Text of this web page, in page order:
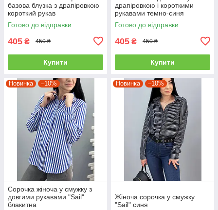
базова блузка з драпіровкою
короткий рукав
Готово до відправки
405 ₴ 450 ₴
Купити
драпіровкою і короткими
рукавами темно-синя
Готово до відправки
405 ₴ 450 ₴
Купити
Новинка –10%
Сорочка жіноча у смужку з
довгими рукавами "Sail"
блакитна
Новинка –10%
Жіноча сорочка у смужку
"Sail" синя